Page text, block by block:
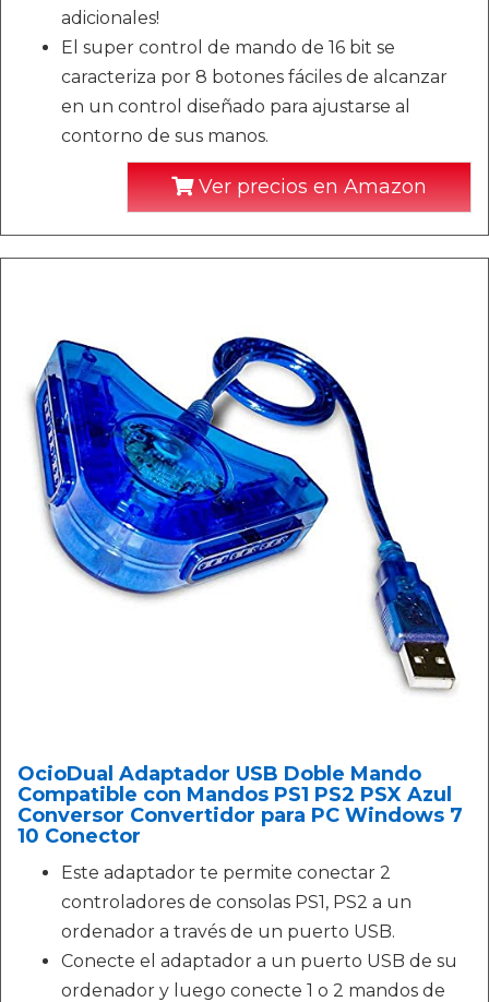
adicionales!
El super control de mando de 16 bit se
caracteriza por 8 botones fáciles de alcanzar
en un control diseñado para ajustarse al
contorno de sus manos.
Ver precios en Amazon
OcioDual Adaptador USB Doble Mando
Compatible con Mandos PS1 PS2 PSX Azul
Conversor Convertidor para PC Windows 7
10 Conector
Este adaptador te permite conectar 2
controladores de consolas PS1, PS2 a un
ordenador a través de un puerto USB.
Conecte el adaptador a un puerto USB de su
ordenador y luego conecte 1 o 2 mandos de